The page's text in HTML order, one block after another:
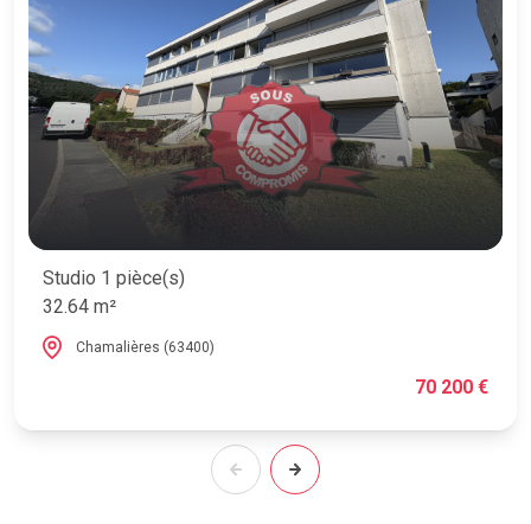
Studio 1 pièce(s)
32.64 m²
Chamalières (63400)
70 200 €